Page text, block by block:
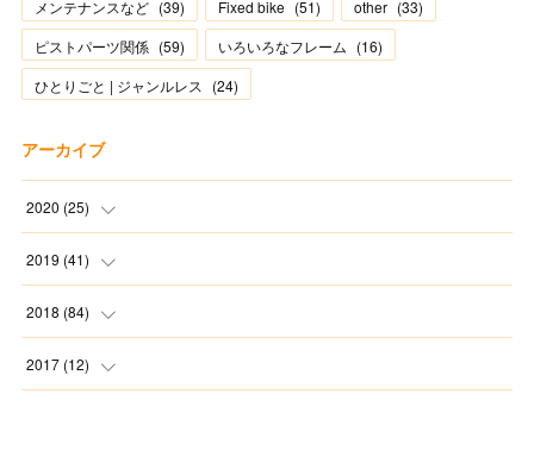
メンテナンスなど (39) Fixed bike (51) other (33)
ピストパーツ関係 (59) いろいろなフレーム (16)
ひとりごと | ジャンルレス
(24)
アーカイブ
2020 (25)
(1
(2
(2
2019 (41)
(1
(3
2018 (84)
(1
2017 (12)